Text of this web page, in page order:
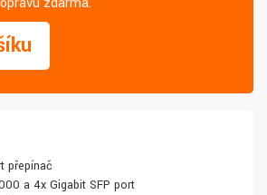
přepínač
a 4x Gigabit SFP port